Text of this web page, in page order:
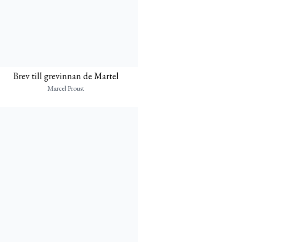
Brev till grevinnan de Martel
Marcel Proust